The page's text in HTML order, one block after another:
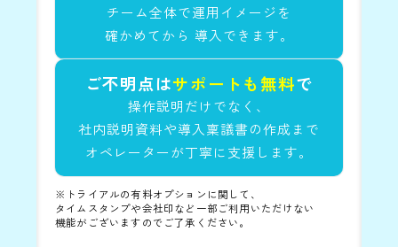
チーム全体で運用イメージを
確かめてから 導入できます。
ご不明点はサポートも無料で
操作説明だけでなく、
社内説明資料や導入稟議書の作成まで
オペレーターが丁寧に支援します。
※トライアルの有料オプションに関して、
タイムスタンプや会社印など一部ご利用いただけない
機能がございますのでご了承ください。